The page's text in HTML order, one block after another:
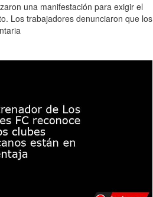
una manifestación para exigir el
Los trabajadores denunciaron que los